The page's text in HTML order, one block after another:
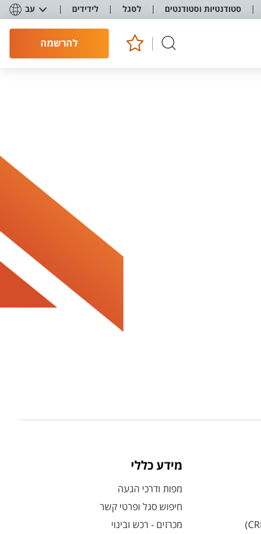
סטודנטיות וסטודנטים לסגל לידידים עב
להרשמה
מידע כללי
מפות ודרכי הגעה
חיפוש סגל ופרטי קשר
מכרזים - רכש ובינוי